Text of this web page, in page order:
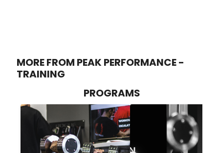
MORE FROM PEAK PERFORMANCE -
TRAINING
PROGRAMS